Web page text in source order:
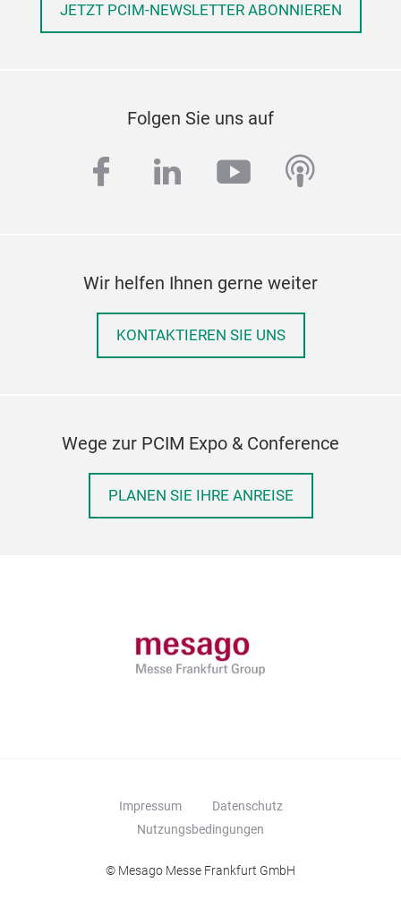
JETZT PCIM-NEWSLETTER ABONNIEREN
Folgen Sie uns auf
facebook
linkedinyoutube
Wir helfen Ihnen gerne weiter
KONTAKTIEREN SIE UNS
Wege zur PCIM Expo & Conference
PLANEN SIE IHRE ANREISE
Impressum
Datenschutz
Nutzungsbedingungen
© Mesago Messe Frankfurt GmbH